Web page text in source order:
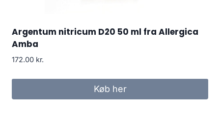
Argentum nitricum D20 50 ml fra Allergica
Amba
172.00 kr.
Køb her